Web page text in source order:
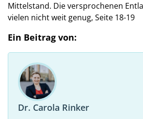
Mittelstand. Die versprochenen
vielen nicht weit genug, Seite 18-19
Ein Beitrag von:
Dr. Carola Rinker